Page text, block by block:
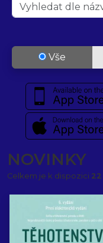
Vše
NOVINKY
Celkem je k dispozici 22